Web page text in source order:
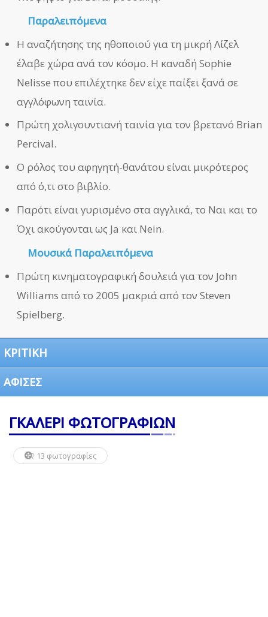
Παραλειπόμενα
Η αναζήτησης της ηθοποιού για τη μικρή Λίζελ
έλαβε χώρα ανά τον κόσμο. Η καναδή Sophie
Nelisse που επιλέχτηκε δεν είχε παίξει ξανά σε
αγγλόφωνη ταινία.
Πρώτη χολιγουντιανή ταινία για τον βρετανό Brian
Percival.
Ο ρόλος του αφηγητή-θανάτου είναι μικρότερος
από ό,τι στο βιβλίο.
Παρότι είναι γυρισμένο στα αγγλικά, το Ναι και το
Όχι ακούγονται ως Ja και Nein.
Μουσικά Παραλειπόμενα
Πρώτη κινηματογραφική δουλειά για τον John
Williams από το 2005 μακριά από τον Steven
Spielberg.
ΚΡΙΤΙΚΗ
ΑΦΙΣΕΣ
ΓΚΑΛΕΡΙ ΦΩΤΟΓΡΑΦΙΩΝ
13 φωτογραφίες